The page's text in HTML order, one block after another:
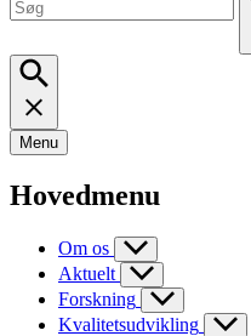
Menu
Hovedmenu
Om os
Aktuelt
Forskning
Kvalitetsudvikling